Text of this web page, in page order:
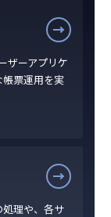
ザーアプリケ
票運用を実
理や、各サ